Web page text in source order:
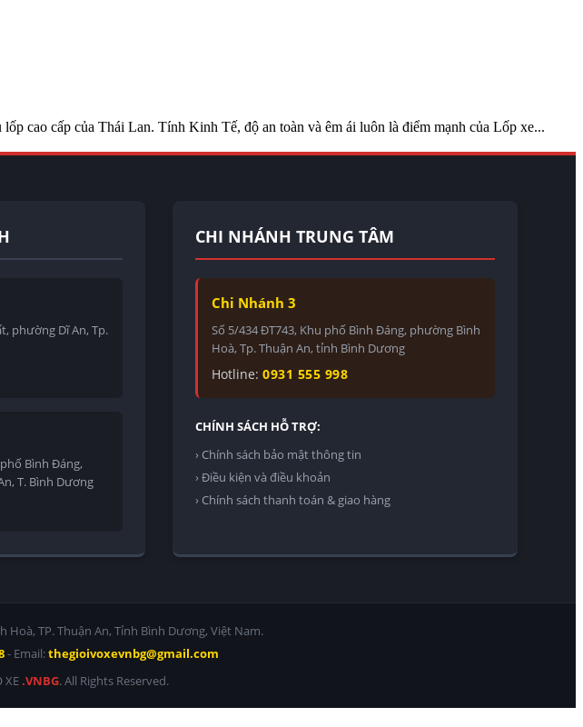
cao cấp của Thái Lan. Tính Kinh Tế, độ an toàn và êm ái luôn là điểm mạnh của Lốp xe...
phường Dĩ An, Tp.
Bình Đáng,
T. Bình Dương
CHI NHÁNH TRUNG TÂM
Chi Nhánh 3
Số 5/434 ĐT743, Khu phố Bình Đáng, phường Bình
Hoà, Tp. Thuận An, tỉnh Bình Dương
Hotline: 0931 555 998
CHÍNH SÁCH HỖ TRỢ:
› Chính sách bảo mật thông tin
› Điều kiện và điều khoản
› Chính sách thanh toán & giao hàng
TP. Thuận An, Tỉnh Bình Dương, Việt Nam.
- Email:thegioivoxevnbg@gmail.com
XE.VNBG. All Rights Reserved.